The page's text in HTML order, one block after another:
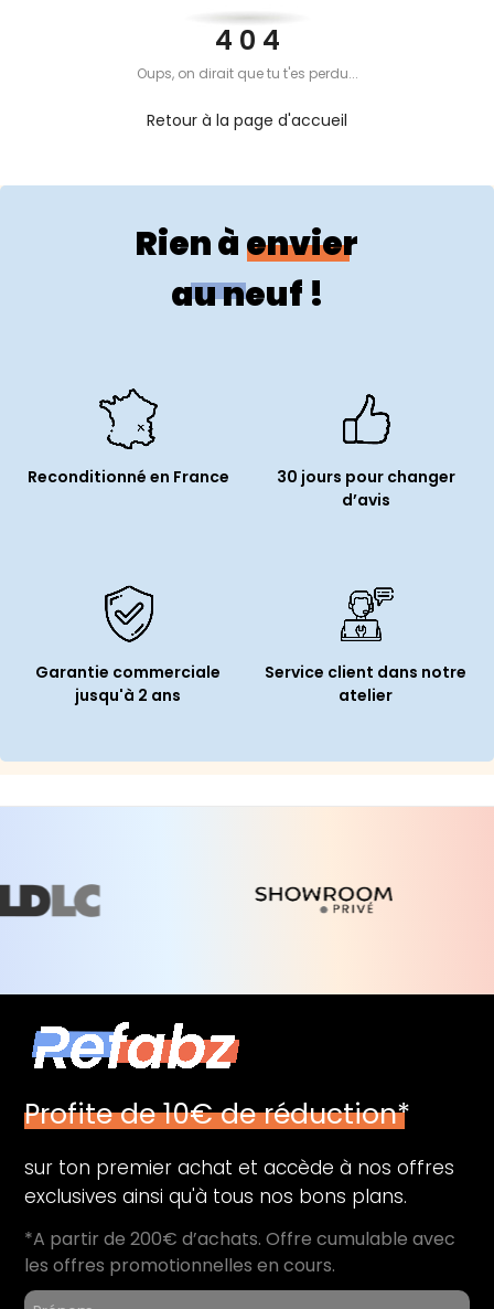
4 0 4
Oups, on dirait que tu t'es perdu...
Retour à la page d'accueil
Rien à envier
au neuf !
Reconditionné en France
30 jours pour changer
d’avis
Garantie commerciale
jusqu'à 2 ans
Service client dans notre
atelier
Profite de 10€ de réduction*
sur ton premier achat et accède à nos offres
exclusives ainsi qu'à tous nos bons plans.
*A partir de 200€ d’achats. Offre cumulable avec
les offres promotionnelles en cours.